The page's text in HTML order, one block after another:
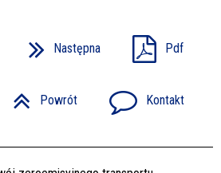
Następna Pdf
Powrót Kontakt